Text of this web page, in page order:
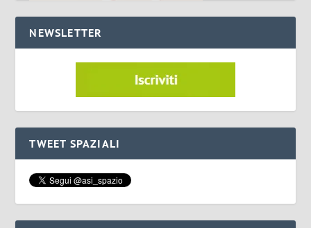
NEWSLETTER
TWEET SPAZIALI